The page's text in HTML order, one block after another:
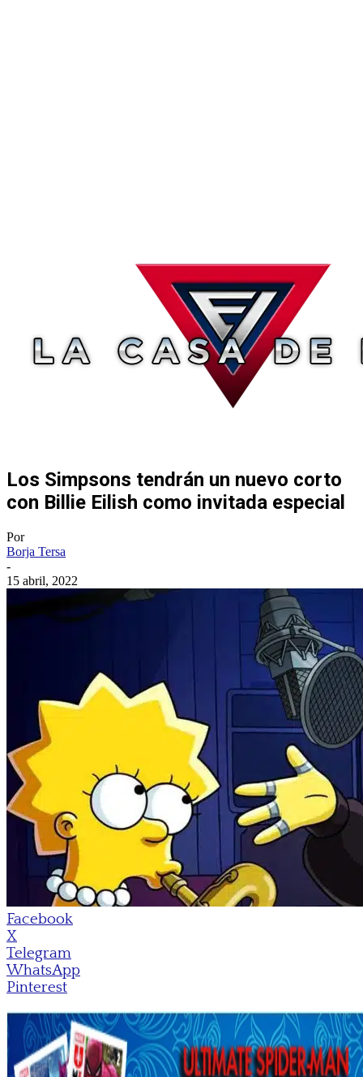
Los Simpsons tendrán un nuevo corto
con Billie Eilish como invitada especial
Por
Borja Tersa
-
15 abril, 2022
Facebook
X
Telegram
WhatsApp
Pinterest